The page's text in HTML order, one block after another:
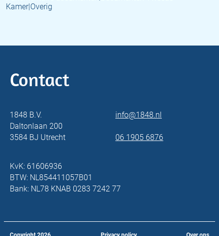
Kamer|Overig
Contact
1848 B.V.
Daltonlaan 200
3584 BJ Utrecht
info@1848.nl
06 1905 6876
KvK: 61606936
BTW: NL854411057B01
Bank: NL78 KNAB 0283 7242 77